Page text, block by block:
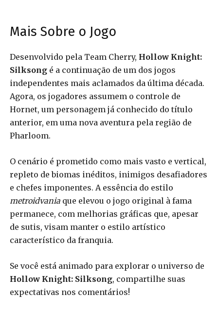
Mais Sobre o Jogo
Desenvolvido pela Team Cherry, Hollow Knight:
Silksong é a continuação de um dos jogos
independentes mais aclamados da última década.
Agora, os jogadores assumem o controle de
Hornet, um personagem já conhecido do título
anterior, em uma nova aventura pela região de
Pharloom.
O cenário é prometido como mais vasto e vertical,
repleto de biomas inéditos, inimigos desafiadores
e chefes imponentes. A essência do estilo
metroidvania que elevou o jogo original à fama
permanece, com melhorias gráficas que, apesar
de sutis, visam manter o estilo artístico
característico da franquia.
Se você está animado para explorar o universo de
Hollow Knight: Silksong, compartilhe suas
expectativas nos comentários!